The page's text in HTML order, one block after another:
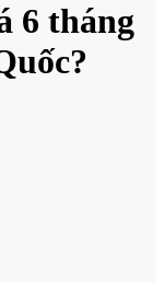
6 tháng